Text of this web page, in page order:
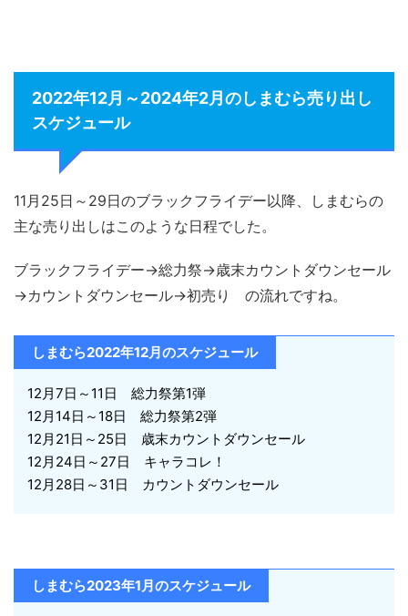
2022年12月～2024年2月のしまむら売り出し
スケジュール
11月25日～29日のブラックフライデー以降、しまむらの
主な売り出しはこのような日程でした。
ブラックフライデー→総力祭→歳末カウントダウンセール
→カウントダウンセール→初売り の流れですね。
しまむら2022年12月のスケジュール
12月7日～11日 総力祭第1弾
12月14日～18日 総力祭第2弾
12月21日～25日 歳末カウントダウンセール
12月24日～27日 キャラコレ！
12月28日～31日 カウントダウンセール
しまむら2023年1月のスケジュール